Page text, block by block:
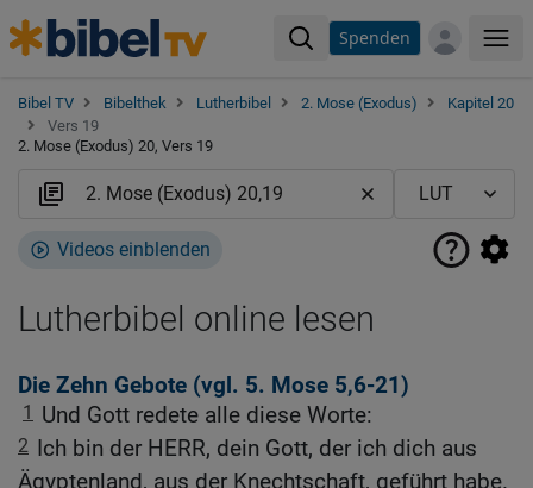
Spenden
Bibel TV Bibelthek Lutherbibel 2. Mose (Exodus)
Kapitel 20
Vers 19
2. Mose (Exodus) 20, Vers 19
Videos einblenden
Lutherbibel online lesen
Die Zehn Gebote (vgl. 5. Mose 5,6-21)
1 Und Gott redete alle diese Worte:
2 Ich bin der HERR, dein Gott, der ich dich aus
Ägyptenland, aus der Knechtschaft, geführt habe.